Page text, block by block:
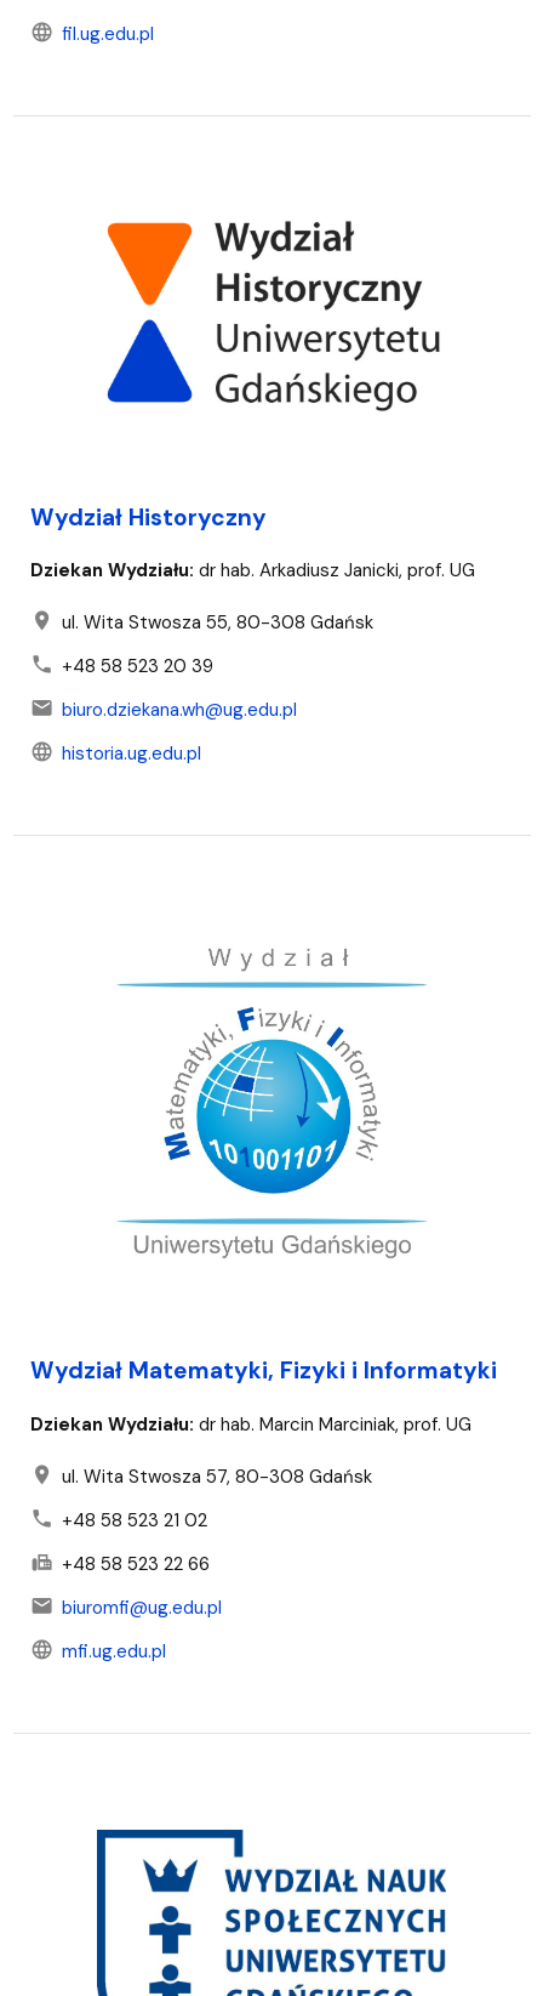
language fil.ug.edu.pl
Wydział Historyczny
Dziekan Wydziału: dr hab. Arkadiusz Janicki, prof. UG
location_on ul. Wita Stwosza 55, 80-308 Gdańsk
phone +48 58 523 20 39
mail biuro.dziekana.wh@ug.edu.pl
language historia.ug.edu.pl
Wydział Matematyki, Fizyki i Informatyki
Dziekan Wydziału: dr hab. Marcin Marciniak, prof. UG
location_on ul. Wita Stwosza 57, 80-308 Gdańsk
phone +48 58 523 21 02
fax +48 58 523 22 66
mail biuromfi@ug.edu.pl
language mfi.ug.edu.pl